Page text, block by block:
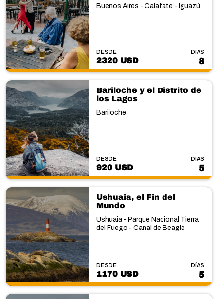
Buenos Aires - Calafate - Iguazú
DESDE
2320 USD
DÍAS
8
Bariloche y el Distrito de
los Lagos
Bariloche
DESDE
920 USD
DÍAS
5
Ushuaia, el Fin del
Mundo
Ushuaia - Parque Nacional Tierra
del Fuego - Canal de Beagle
DESDE
1170 USD
DÍAS
5